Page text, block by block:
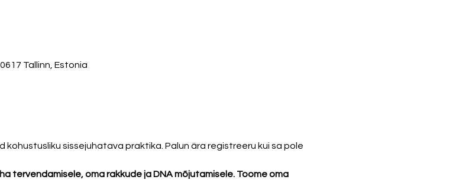
Tallinn, Estonia
kohustusliku sissejuhatava praktika. Palun ära registreeru kui sa pole
tervendamisele, oma rakkude ja DNA mõjutamisele. Toome oma